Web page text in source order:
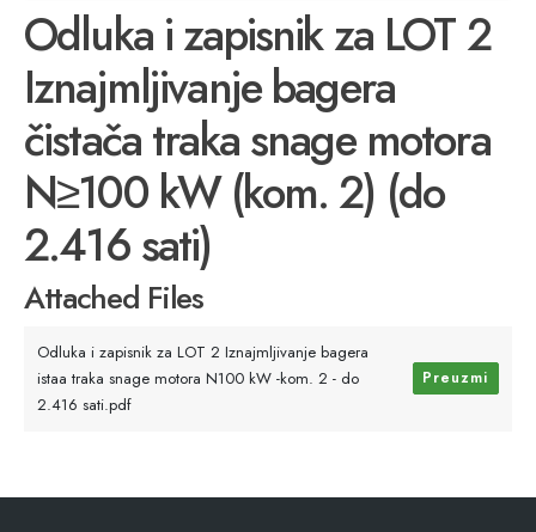
Odluka i zapisnik za LOT 2
Iznajmljivanje bagera
čistača traka snage motora
N≥100 kW (kom. 2) (do
2.416 sati)
Attached Files
Odluka i zapisnik za LOT 2 Iznajmljivanje bagera
istaa traka snage motora N100 kW -kom. 2 - do
2.416 sati.pdf
Preuzmi